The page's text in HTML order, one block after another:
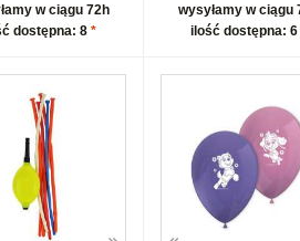
w ciągu 72h
dostępna: 8 *
wysyłamy w ciągu
ilość dostępna: 6